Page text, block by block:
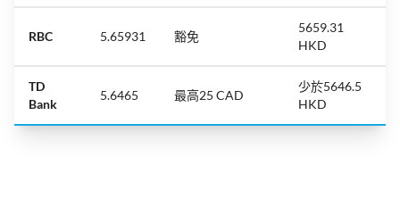
RBC 5.65931 豁免
5659.31
HKD
TD
Bank
5.6465 最高25 CAD
少於5646.5
HKD